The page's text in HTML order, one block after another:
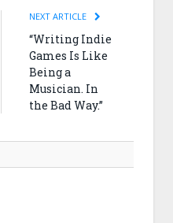
NEXT ARTICLE
“Writing Indie
Games Is Like
Being a
Musician. In
the Bad Way.”